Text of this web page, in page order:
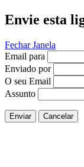
Envie esta
Fechar Janela
Email para
Enviado por
O seu Email
Assunto
Enviar Cancelar